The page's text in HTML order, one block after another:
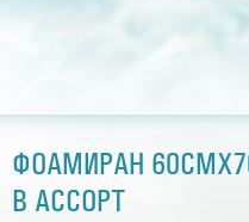
ФОАМИРАН
В АССОРТ